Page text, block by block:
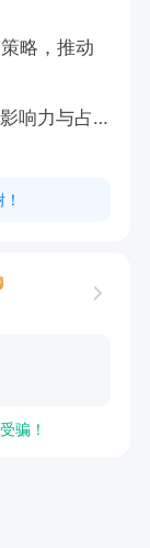
略，推动
响力与占
流程，提
定性，能
骗！